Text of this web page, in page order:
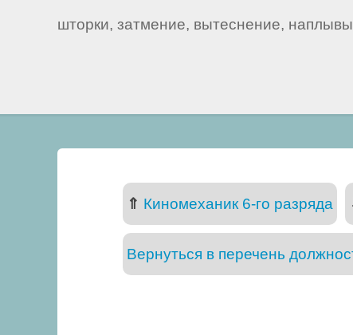
шторки, затмение, вытеснение,
⇑ Киномеханик 6-го разряда
Вернуться в перечень